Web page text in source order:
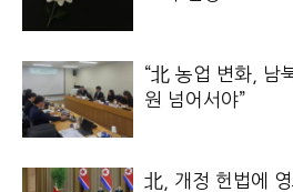
“北 농업 변화, 남
원 넘어서야”
北, 개정 헌법에